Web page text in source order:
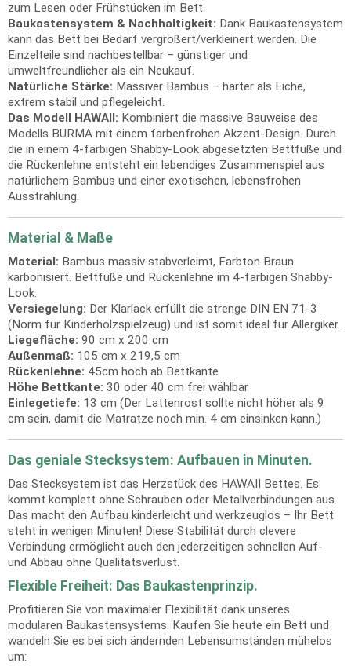
zum Lesen oder Frühstücken im Bett.
Baukastensystem & Nachhaltigkeit: Dank Baukastensystem
kann das Bett bei Bedarf vergrößert/verkleinert werden. Die
Einzelteile sind nachbestellbar – günstiger und
umweltfreundlicher als ein Neukauf.
Natürliche Stärke: Massiver Bambus – härter als Eiche,
extrem stabil und pflegeleicht.
Das Modell HAWAII: Kombiniert die massive Bauweise des
Modells BURMA mit einem farbenfrohen Akzent-Design. Durch
die in einem 4-farbigen Shabby-Look abgesetzten Bettfüße und
die Rückenlehne entsteht ein lebendiges Zusammenspiel aus
natürlichem Bambus und einer exotischen, lebensfrohen
Ausstrahlung.
Material & Maße
Material: Bambus massiv stabverleimt, Farbton Braun
karbonisiert. Bettfüße und Rückenlehne im 4-farbigen Shabby-
Look.
Versiegelung: Der Klarlack erfüllt die strenge DIN EN 71-3
(Norm für Kinderholzspielzeug) und ist somit ideal für Allergiker.
Liegefläche: 90 cm x 200 cm
Außenmaß: 105 cm x 219,5 cm
Rückenlehne: 45cm hoch ab Bettkante
Höhe Bettkante: 30 oder 40 cm frei wählbar
Einlegetiefe: 13 cm (Der Lattenrost sollte nicht höher als 9
cm sein, damit die Matratze noch min. 4 cm einsinken kann.)
Das geniale Stecksystem: Aufbauen in Minuten.
Das Stecksystem ist das Herzstück des HAWAII Bettes. Es
kommt komplett ohne Schrauben oder Metallverbindungen aus.
Das macht den Aufbau kinderleicht und werkzeuglos – Ihr Bett
steht in wenigen Minuten! Diese Stabilität durch clevere
Verbindung ermöglicht auch den jederzeitigen schnellen Auf-
und Abbau ohne Qualitätsverlust.
Flexible Freiheit: Das Baukastenprinzip.
Profitieren Sie von maximaler Flexibilität dank unseres
modularen Baukastensystems. Kaufen Sie heute ein Bett und
wandeln Sie es bei sich ändernden Lebensumständen mühelos
um: